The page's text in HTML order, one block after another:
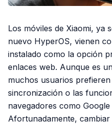
Los móviles de Xiaomi, ya
nuevo HyperOS, vienen
instalado como la opción
enlaces web. Aunque es
muchos usuarios
sincronización o las
navegadores como
Afortunadamente,